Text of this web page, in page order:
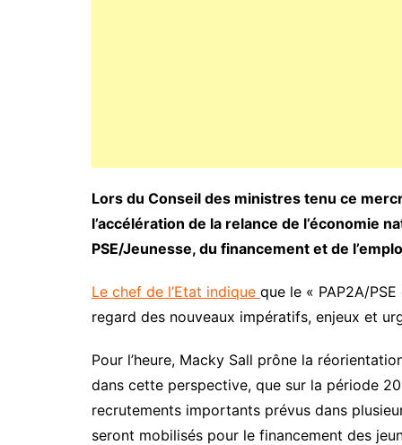
Lors du Conseil des ministres tenu ce
l’accélération de la relance de l’économie
PSE/Jeunesse, du financement et de
Le chef de l’Etat indique que le « PAP2A/
regard des nouveaux impératifs, enjeux et
Pour l’heure, Macky Sall prône la
dans cette perspective, que sur la période
recrutements importants prévus dans
seront mobilisés pour le financement des